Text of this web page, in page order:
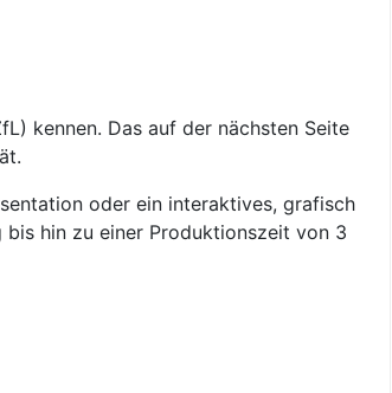
kennen. Das auf der nächsten Seite
oder ein interaktives, grafisch
hin zu einer Produktionszeit von 3